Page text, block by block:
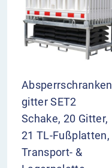
Absperrschranken
gitter SET2
Schake, 20 Gitter,
21 TL-Fußplatten,
Transport- &